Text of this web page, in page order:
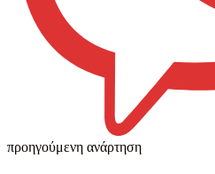
προηγούμενη ανάρτηση